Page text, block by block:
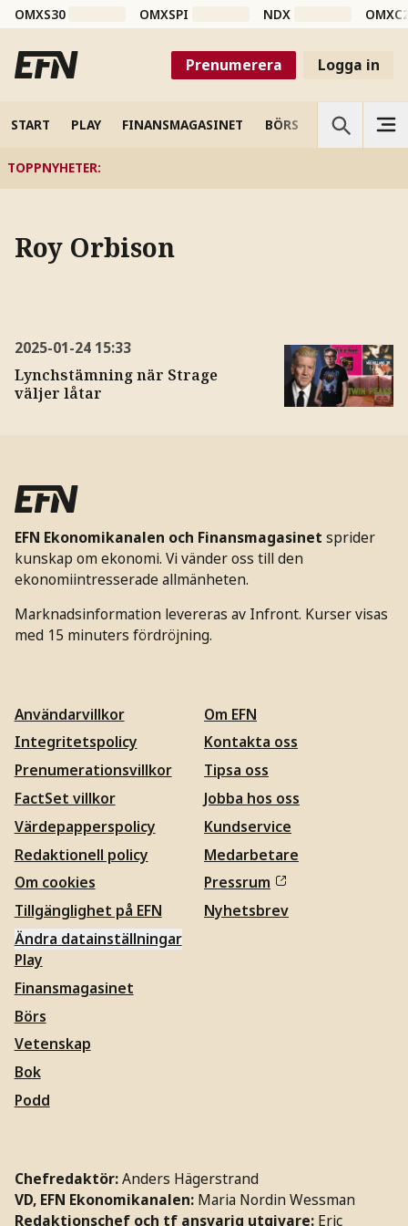
OMXS30 OMXSPI NDX
Prenumerera Logga in
START PLAY FINANSMAGASINET BÖRS VETENSKAP
TOPPNYHETER:
Roy Orbison
2025-01-24 15:33
Lynchstämning när Strage
väljer låtar
EFN Ekonomikanalen och Finansmagasinet sprider
kunskap om ekonomi. Vi vänder oss till den
ekonomiintresserade allmänheten.
Marknadsinformation levereras av Infront. Kurser visas
med 15 minuters fördröjning.
Användarvillkor
Integritetspolicy
Prenumerationsvillkor
FactSet villkor
Värdepapperspolicy
Redaktionell policy
Om cookies
Tillgänglighet på EFN
Ändra datainställningar
Om EFN
Kontakta oss
Tipsa oss
Jobba hos oss
Kundservice
Medarbetare
Pressrum
Nyhetsbrev
Play
Finansmagasinet
Börs
Vetenskap
Bok
Podd
Chefredaktör:Anders Hägerstrand
VD, EFN Ekonomikanalen: Maria Nordin Wessman
Redaktionschef och tf ansvarig utgivare: Eric